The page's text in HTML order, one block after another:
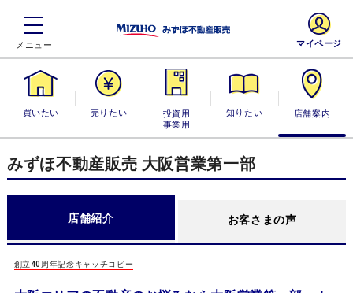
買いたい 売りたい
投資用・事業
用
知りたい 店舗案内
マイページ
みずほ不動産販売 大阪営業第一部
店舗紹介 お客さまの声
創立40周年記念キャッチコピー